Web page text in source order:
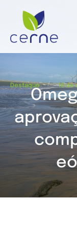
Destaque / 16 de